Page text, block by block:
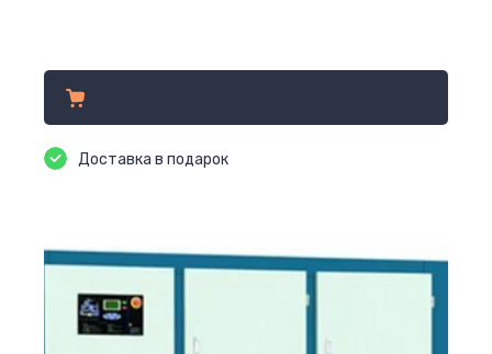
Доставка в подарок